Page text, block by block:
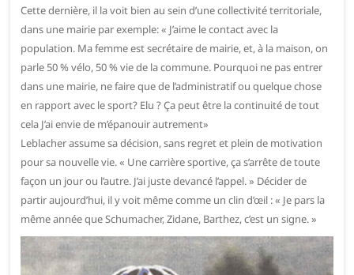
Cette dernière, il la voit bien au sein d’une collectivité territoriale,
dans une mairie par exemple: « J’aime le contact avec la
population. Ma femme est secrétaire de mairie, et, à la maison, on
parle 50 % vélo, 50 % vie de la commune. Pourquoi ne pas entrer
dans une mairie, ne faire que de l’administratif ou quelque chose
en rapport avec le sport? Elu ? Ça peut être la continuité de tout
cela J’ai envie de m’épanouir autrement»
Leblacher assume sa décision, sans regret et plein de motivation
pour sa nouvelle vie. « Une carrière sportive, ça s’arrête de toute
façon un jour ou l’autre. J’ai juste devancé l’appel. » Décider de
partir aujourd’hui, il y voit même comme un clin d’œil : « Je pars la
même année que Schumacher, Zidane, Barthez, c’est un signe. »